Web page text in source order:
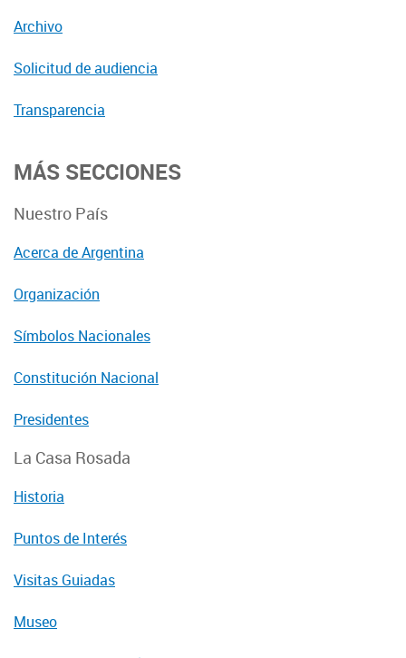
Archivo
Solicitud de audiencia
Transparencia
MÁS SECCIONES
Nuestro País
Acerca de Argentina
Organización
Símbolos Nacionales
Constitución Nacional
Presidentes
La Casa Rosada
Historia
Puntos de Interés
Visitas Guiadas
Museo